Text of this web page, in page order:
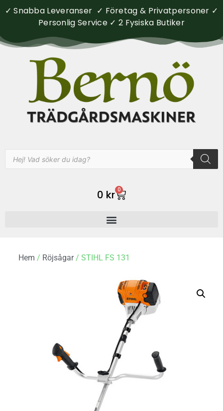
✓ Snabba Leveranser ✓ Företag & Privatpersoner ✓
Personlig Service ✓ 2 Fysiska Butiker
0 kr 0
Hem / Röjsågar/ STIHL FS 131